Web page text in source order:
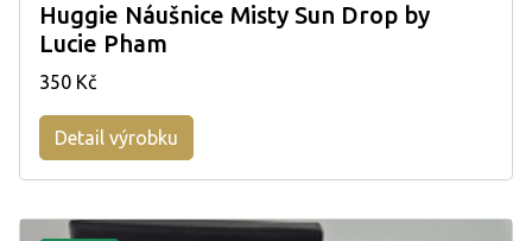
Huggie Náušnice Misty Sun Drop by
Lucie Pham
350 Kč
Detail výrobku